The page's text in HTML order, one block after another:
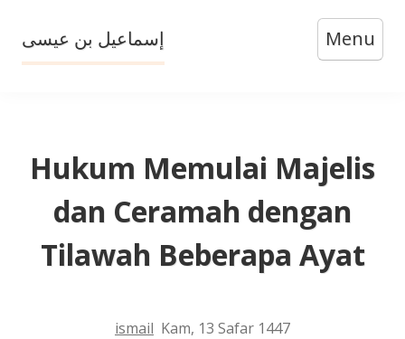
content
إسماعيل بن عيسى Menu
Hukum Memulai Majelis
dan Ceramah dengan
Tilawah Beberapa Ayat
ismail Kam, 13 Safar 1447